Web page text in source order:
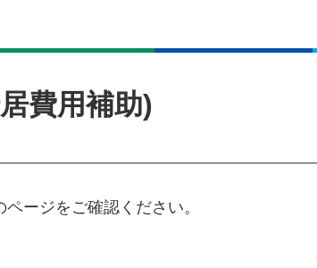
費用補助)
ージをご確認ください。